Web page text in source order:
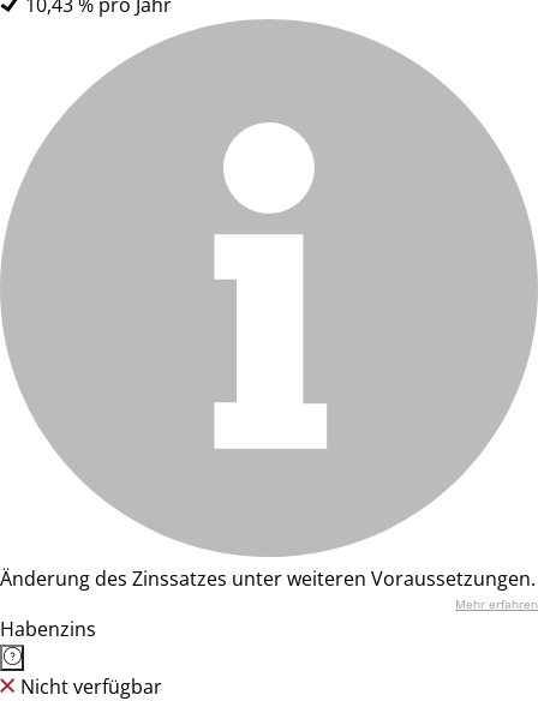
Änderung des Zinssatzes unter weiteren Voraussetzungen.
Mehr erfahren
Habenzins
Nicht verfügbar